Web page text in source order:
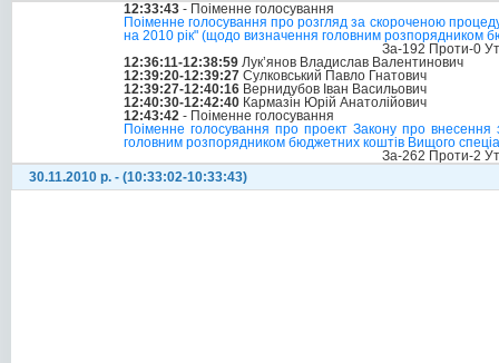
12:33:43 - Поіменне голосування
Поіменне голосування про розгляд за скороченою
на 2010 рік" (щодо визначення головним розпорядником
За-192 Проти-0
12:36:11-12:38:59 Лук’янов Владислав Валентинович
12:39:20-12:39:27 Сулковський Павло Гнатович
12:39:27-12:40:16 Вернидубов Іван Васильович
12:40:30-12:42:40 Кармазін Юрій Анатолійович
12:43:42 - Поіменне голосування
Поіменне голосування про проект Закону про
головним розпорядником бюджетних коштів Вищого
За-262 Проти-2
30.11.2010 р. - (10:33:02-10:33:43)